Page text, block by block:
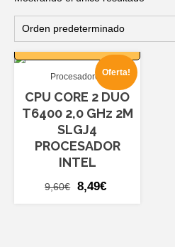
AÑADIR AL
Oferta!
Procesadores
CPU CORE 2 DUO
T6400 2,0 GHz 2M
SLGJ4
PROCESADOR
INTEL
9,60€
El
8,49€